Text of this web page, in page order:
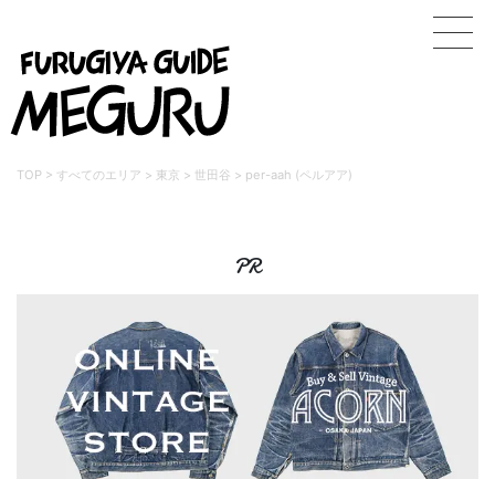
TOP > すべてのエリア > 東京 > 世田谷 > per-aah (ペルアア)
PR